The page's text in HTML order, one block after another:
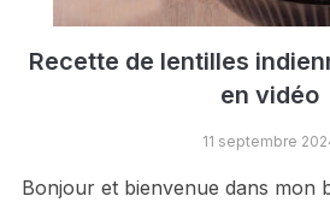
Recette de lentilles
en vidéo
11 septembre
Bonjour et bienvenue dans mon